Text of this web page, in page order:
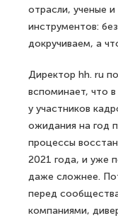
отрасли, ученые
инструментов:
докручиваем, а
Директор hh. ru
вспоминает, что
у участников
ожидания на год
процессы
2021 года, и уже
даже сложнее.
перед
компаниями,